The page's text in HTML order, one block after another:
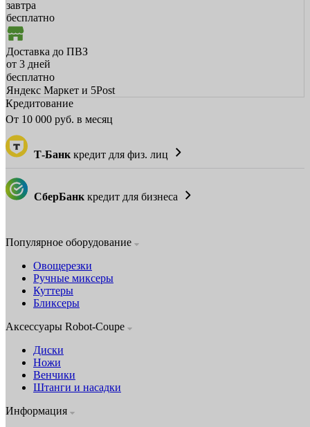
завтра
бесплатно
Доставка до ПВЗ
от 3 дней
бесплатно
Яндекс Маркет и 5Post
Кредитование
От 10 000 руб. в месяц
Т-Банк кредит для физ. лиц
СберБанк кредит для бизнеса
Популярное оборудование
Овощерезки
Ручные миксеры
Куттеры
Бликсеры
Аксессуары Robot-Coupe
Диски
Ножи
Венчики
Штанги и насадки
Информация